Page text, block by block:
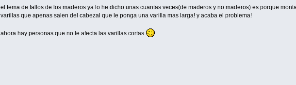
el tema de fallos de los maderos ya lo he dicho unas cuantas veces(de maderos y no maderos) es porque
varillas que apenas salen del cabezal que le ponga una varilla mas larga! y acaba el problema!
ahora hay personas que no le afecta las varillas cortas